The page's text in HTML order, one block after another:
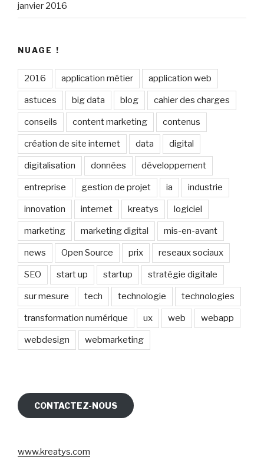
janvier 2016
NUAGE !
2016 application métier application web
astuces big data blog cahier des charges
conseils content marketing contenus
création de site internet data digital
digitalisation données développement
entreprise gestion de projet ia industrie
innovation internet kreatys logiciel
marketing marketing digital mis-en-avant
news Open Source prix reseaux sociaux
SEO start up startup stratégie digitale
sur mesure tech technologie technologies
transformation numérique ux web webapp
webdesign webmarketing
CONTACTEZ-NOUS
www.kreatys.com